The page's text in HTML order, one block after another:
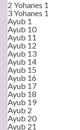
2 Yohanes 1
3 Yohanes 1
Ayub 1
Ayub 10
Ayub 11
Ayub 12
Ayub 13
Ayub 14
Ayub 15
Ayub 16
Ayub 17
Ayub 18
Ayub 19
Ayub 2
Ayub 20
Ayub 21